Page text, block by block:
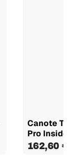
Canote
Pro
162,60 €